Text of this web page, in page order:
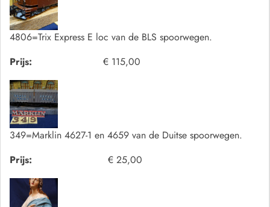
4806=Trix Express E loc van de BLS spoorwegen.
Prijs:
€ 115,00
349=Marklin 4627-1 en 4659 van de Duitse spoorwegen.
Prijs:
€ 25,00